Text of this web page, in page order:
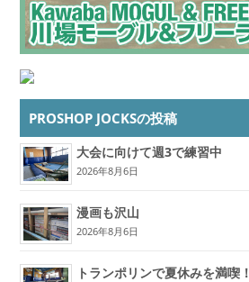
PROSHOP JOCKSの投稿
大会に向けて週3で練習中
2026年8月6日
漫画も沢山
2026年8月6日
トランポリンで夏休みを満喫！